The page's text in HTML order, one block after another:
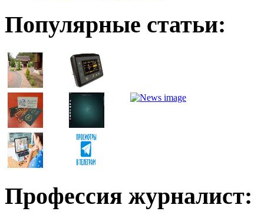
Популярные статьи:
Профессия журналист: